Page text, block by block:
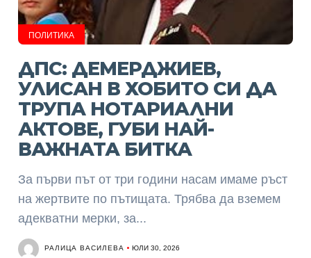
ПОЛИТИКА
ДПС: ДЕМЕРДЖИЕВ,
УЛИСАН В ХОБИТО СИ ДА
ТРУПА НОТАРИАЛНИ
АКТОВЕ, ГУБИ НАЙ-
ВАЖНАТА БИТКА
За първи път от три години насам имаме ръст
на жертвите по пътищата. Трябва да вземем
адекватни мерки, за...
РАЛИЦА ВАСИЛЕВА ЮЛИ 30, 2026